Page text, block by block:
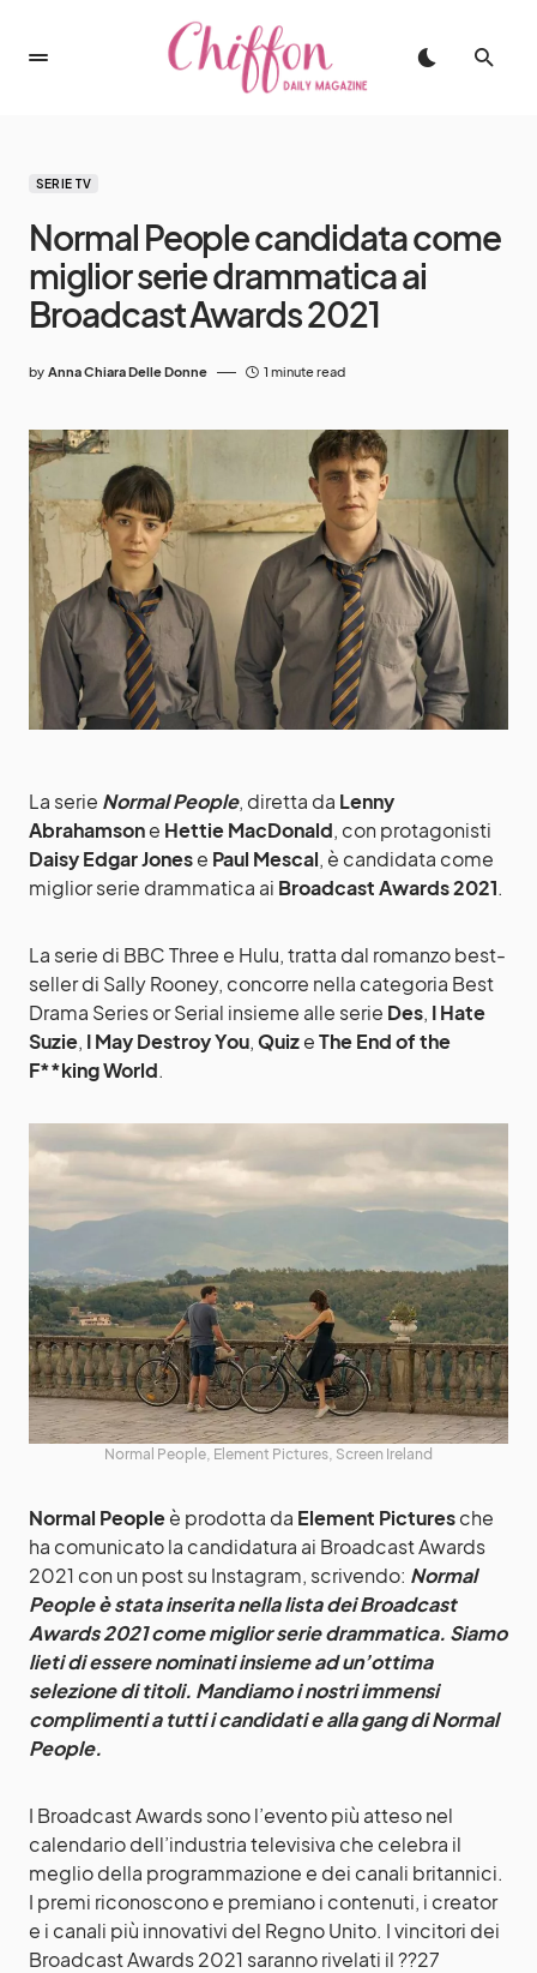
SERIE TV
Normal People candidata come
miglior serie drammatica ai
Broadcast Awards 2021
by Anna Chiara Delle Donne 1 minute read
La serie Normal People, diretta da Lenny
Abrahamsone Hettie MacDonald, con protagonisti
Daisy Edgar Jonese Paul Mescal, è candidata come
miglior serie drammatica ai Broadcast Awards 2021.
La serie di BBC Three e Hulu, tratta dal romanzo best-
seller di Sally Rooney, concorre nella categoria Best
Drama Series or Serial insieme alle serie Des, I Hate
Suzie, I May Destroy You,QuizeThe End of the
F**king World.
Normal People, Element Pictures, Screen Ireland
Normal Peopleè prodotta da Element Picturesche
ha comunicato la candidatura ai Broadcast Awards
2021 con un post su Instagram, scrivendo: Normal
People è stata inserita nella lista dei Broadcast
Awards 2021 come miglior serie drammatica. Siamo
lieti di essere nominati insieme ad un’ottima
selezione di titoli. Mandiamo i nostri immensi
complimenti a tutti i candidati e alla gang di Normal
People.
I Broadcast Awards sono l’evento più atteso nel
calendario dell’industria televisiva che celebra il
meglio della programmazione e dei canali britannici.
I premi riconoscono e premiano i contenuti, i creator
e i canali più innovativi del Regno Unito. I vincitori dei
Broadcast Awards 2021 saranno rivelati il ??27